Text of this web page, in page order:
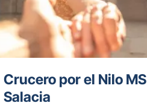
Crucero por el Nilo MS
Salacia